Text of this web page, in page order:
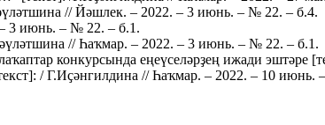
// Йәшлек. – 2022. – 3 июнь. – № 22. – б.4.
3 июнь. – № 22. – б.1.
// Һаҡмар. – 2022. – 3 июнь. – № 22. – б.1.
конкурсында еңеүселәрҙең ижади эштәре
/ Г.Иҫәнгилдина // Һаҡмар. – 2022. – 10 июнь.